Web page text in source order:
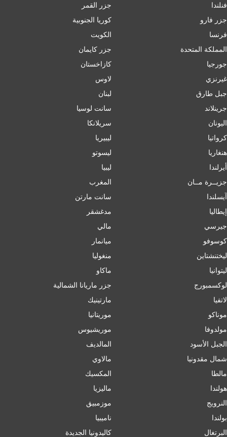
فنلندا
جزر فارو
فرنسا
المملكة المتحدة
جورجيا
غيرنزي
جبل طارق
جرينلاند
اليونان
كرواتيا
هنغاريا
أيرلندا
جزيــرة مــان
آيسلندا
إﯾﻄﺎﻟﯿﺎ
جيرسي
كوسوفو
ليختنشتاين
ليتوانيا
لوكسمبورج
لاتفيا
موناكو
مولدوفا
الجبل الأسود
شمال مقدونيا
مالطا
هولندا
النرويج
بولندا
البرتغال
جزر القمر
كوريا الجنوبية
الكويت
جزر كايمان
كازاخستان
لاوس
لبنان
سانت لوسيا
سريلانكا
ليبيريا
ليسوتو
ليبيا
المغرب
سانت مارتن
مدغشقر
مالي
ميانمار
منغوليا
ماكاو
جزر ماريانا الشمالية
مارتينيك
موريتانيا
موريشيوس
المالديف
مالاوي
المكسيك
ماليزيا
موزمبيق
ناميبيا
كاليدونيا الجديدة